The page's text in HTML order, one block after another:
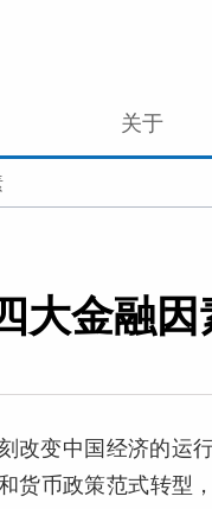
关于
大金融因
改变中国经济的运
货币政策范式转型